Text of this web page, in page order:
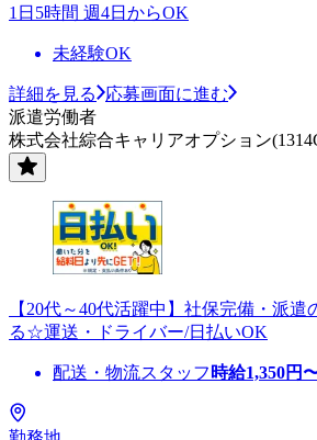
1日5時間 週4日からOK
未経験OK
詳細を見る
応募画面に進む
派遣労働者
株式会社綜合キャリアオプション
【20代～40代活躍中】社保完備・派
る☆運送・ドライバー/日払いOK
配送・物流スタッフ 時給1,350円